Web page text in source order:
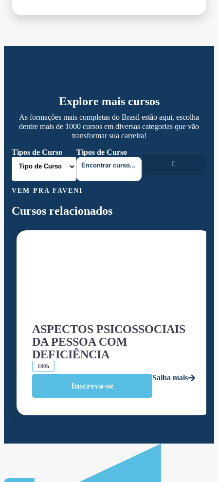
Explore mais cursos
As formações mais completas do Brasil estão aqui, escolha
dentre mais de 1000 cursos em diversas categorias que vão
transformar sua carreira!
Tipos de Curso
Tipos de Curso
VEM PRA FAVENI
Cursos relacionados
ASPECTOS PSICOSSOCIAIS
DA PESSOA COM
DEFICIÊNCIA
180h
Inscreva-se
Saiba mais